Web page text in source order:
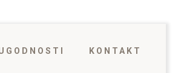
KONTAKT